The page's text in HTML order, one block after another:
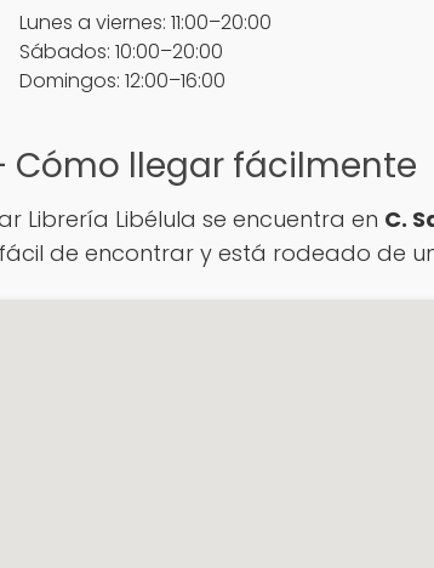
Lunes a viernes: 11:00–20:00
Sábados: 10:00–20:00
Domingos: 12:00–16:00
Cómo llegar fácilmente
Librería Libélula se encuentra en C.
fácil de encontrar y está rodeado de